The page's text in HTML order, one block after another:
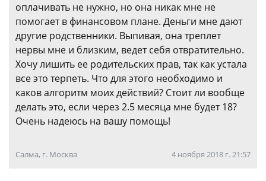
оплачивать не нужно, но она никак мне не
помогает в финансовом плане. Деньги мне дают
другие родственники. Выпивая, она треплет
нервы мне и близким, ведет себя отвратительно.
Хочу лишить ее родительских прав, так как устала
все это терпеть. Что для этого необходимо и
каков алгоритм моих действий? Стоит ли вообще
делать это, если через 2.5 месяца мне будет 18?
Очень надеюсь на вашу помощь!
Салма, г. Москва 4 ноября 2018 г. 21:57